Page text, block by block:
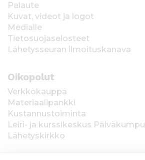
Palaute
Kuvat, videot ja logot
Medialle
Tietosuojaselosteet
Lähetysseuran ilmoituskanava
Oikopolut
Verkkokauppa
Materiaalipankki
Kustannustoiminta
Leiri- ja kurssikeskus Päiväkumpu
Lähetyskirkko